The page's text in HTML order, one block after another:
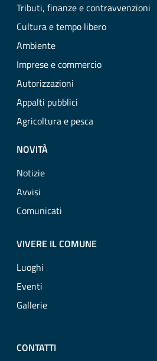
Tributi, finanze e contravvenzioni
Cultura e tempo libero
Ambiente
Imprese e commercio
Autorizzazioni
Appalti pubblici
Agricoltura e pesca
NOVITÀ
Notizie
Avvisi
Comunicati
VIVERE IL COMUNE
Luoghi
Eventi
Gallerie
CONTATTI